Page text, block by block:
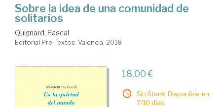
Sobre la idea de una comunidad de
solitarios
Quignard, Pascal
Editorial Pre-Textos. Valencia, 2018
18,00 €
Sin Stock. Disponible en
7/10 días.